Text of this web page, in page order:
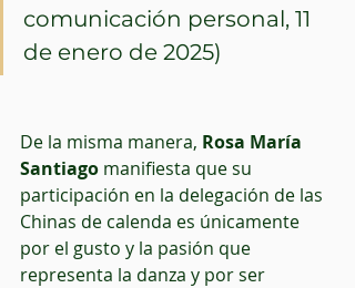
comunicación personal, 11
de enero de 2025)
De la misma manera, Rosa María
Santiago manifiesta que su
participación en la delegación de las
Chinas de calenda es únicamente
por el gusto y la pasión que
representa la danza y por ser